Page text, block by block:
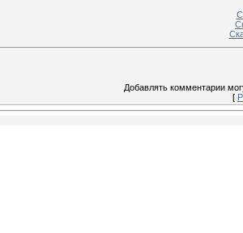
Добавлять комментарии
[